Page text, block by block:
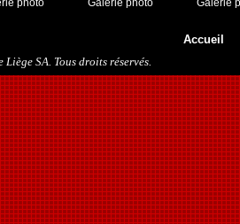
Accueil
SA. Tous droits réservés.